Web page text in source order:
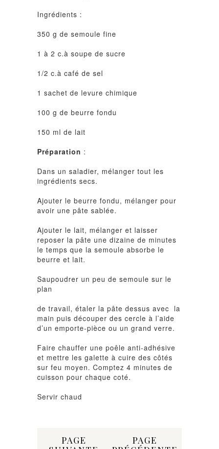
Ingrédients :
350 g de semoule fine
1 à 2 c.à soupe de sucre
1/2 c.à café de sel
1 sachet de levure chimique
100 g de beurre fondu
150 ml de lait
Préparation :
Dans un saladier, mélanger tout les
ingrédients secs.
Ajouter le beurre fondu, mélanger pour
avoir une pâte sablée.
Ajouter le lait, mélanger et laisser
reposer la pâte une dizaine de minutes
le temps que la semoule absorbe le
beurre et lait.
Saupoudrer un peu de semoule sur le
plan
de travail, étaler la pâte dessus avec la
main puis découper des cercle à l’aide
d’un emporte-pièce ou un grand verre.
Faire chauffer une poêle anti-adhésive
et mettre les galette à cuire des côtés
sur feu moyen. Comptez 4 minutes de
cuisson pour chaque coté.
Servir chaud
PAGE
PAGE